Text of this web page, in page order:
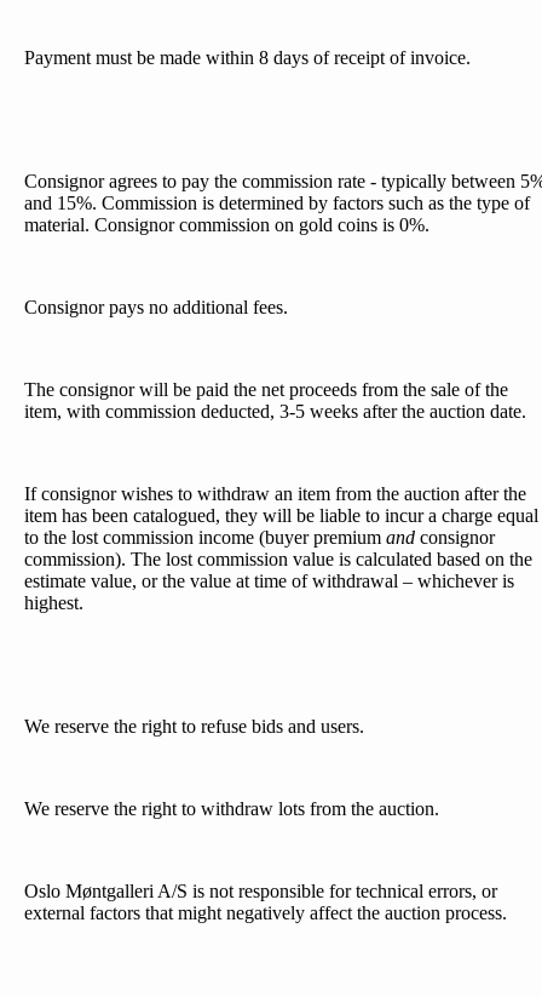
Payment must be made within 8 days of receipt of invoice.
Consignor agrees to pay the commission rate - typically between
and 15%. Commission is determined by factors such as the type of
material. Consignor commission on gold coins is 0%.
Consignor pays no additional fees.
The consignor will be paid the net proceeds from the sale of the
item, with commission deducted, 3-5 weeks after the auction date.
If consignor wishes to withdraw an item from the auction after the
item has been catalogued, they will be liable to incur a charge equal
to the lost commission income (buyer premium and consignor
commission). The lost commission value is calculated based on the
estimate value, or the value at time of withdrawal – whichever is
highest.
We reserve the right to refuse bids and users.
We reserve the right to withdraw lots from the auction.
Oslo Møntgalleri A/S is not responsible for technical errors, or
external factors that might negatively affect the auction process.